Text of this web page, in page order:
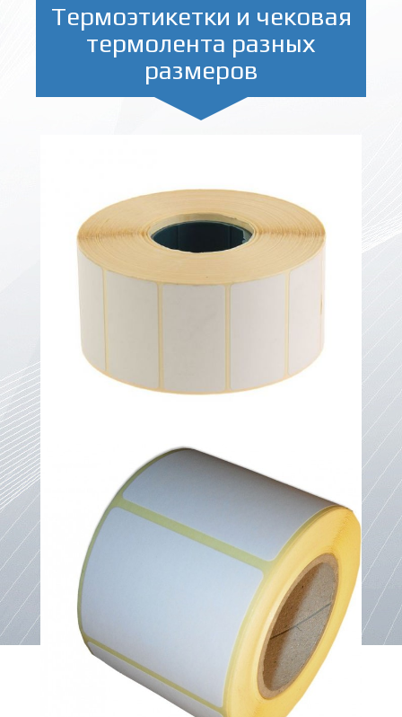
Термоэтикетки и чековая
термолента разных
размеров